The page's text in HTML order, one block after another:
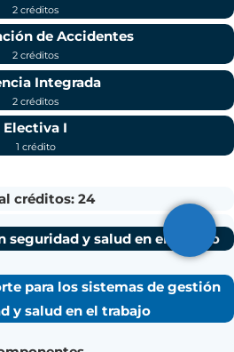
2 créditos
de Accidentes
2 créditos
Integrada
2 créditos
Electiva I
1 crédito
créditos: 24
seguridad y salud en el trabajo
para los sistemas de gestión
y salud en el trabajo